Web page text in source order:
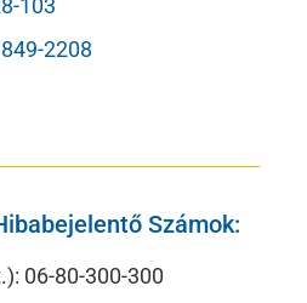
103
2208
Számok:
06-80-300-300